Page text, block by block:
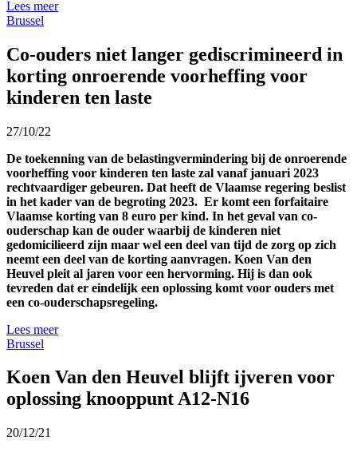
Lees meer
Brussel
Co-ouders niet langer gediscrimineerd in
korting onroerende voorheffing voor
kinderen ten laste
27/10/22
De toekenning van de belastingvermindering bij de onroerende
voorheffing voor kinderen ten laste zal vanaf januari 2023
rechtvaardiger gebeuren. Dat heeft de Vlaamse regering beslist
in het kader van de begroting 2023. Er komt een forfaitaire
Vlaamse korting van 8 euro per kind. In het geval van co-
ouderschap kan de ouder waarbij de kinderen niet
gedomicilieerd zijn maar wel een deel van tijd de zorg op zich
neemt een deel van de korting aanvragen. Koen Van den
Heuvel pleit al jaren voor een hervorming. Hij is dan ook
tevreden dat er eindelijk een oplossing komt voor ouders met
een co-ouderschapsregeling.
Lees meer
Brussel
Koen Van den Heuvel blijft ijveren voor
oplossing knooppunt A12-N16
20/12/21